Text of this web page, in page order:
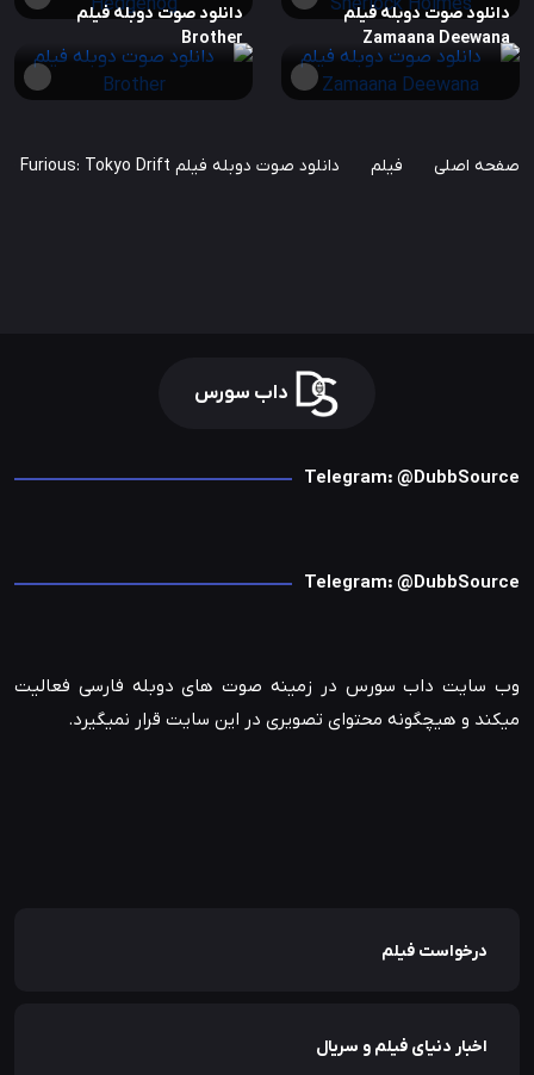
دانلود صوت دوبله فیلم
Zamaana Deewana
دانلود صوت دوبله فیلم
Brother
صفحه اصلی فیلم دانلود صوت دوبله فیلم The Fast and the Furious: Tokyo Drift
داب سورس
Telegram: @DubbSource
Telegram: @DubbSource
وب سایت داب سورس در زمینه صوت های دوبله فارسی فعالیت
میکند و هیچگونه محتوای تصویری در این سایت قرار نمیگیرد.
درخواست فیلم
اخبار دنیای فیلم و سریال